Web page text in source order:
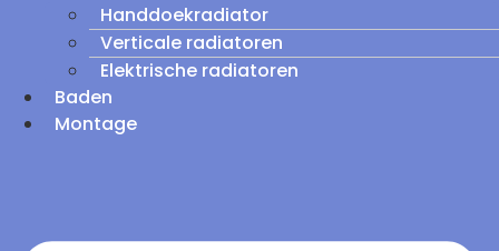
Handdoekradiator
Verticale radiatoren
Elektrische radiatoren
Baden
Montage